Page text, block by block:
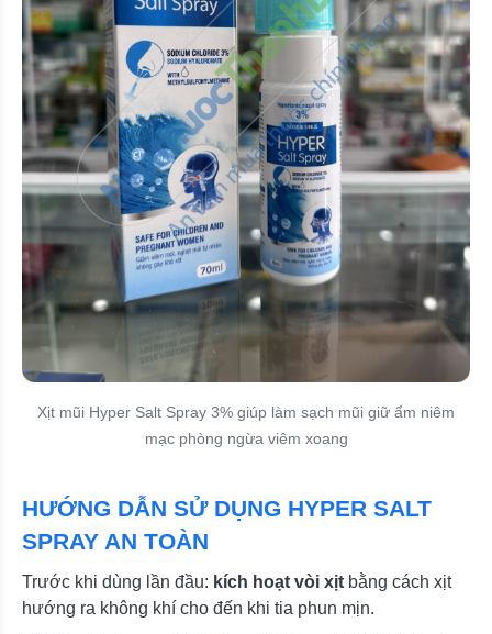
Xịt mũi Hyper Salt Spray 3% giúp làm sạch mũi giữ ẩm niêm
mạc phòng ngừa viêm xoang
HƯỚNG DẪN SỬ DỤNG HYPER SALT
SPRAY AN TOÀN
Trước khi dùng lần đầu: kích hoạt vòi xịt bằng cách xịt
hướng ra không khí cho đến khi tia phun mịn.